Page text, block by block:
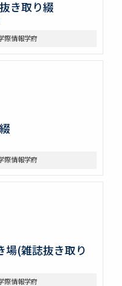
き取り綴
際情報学府
際情報学府
場(雑誌抜き取り
際情報学府